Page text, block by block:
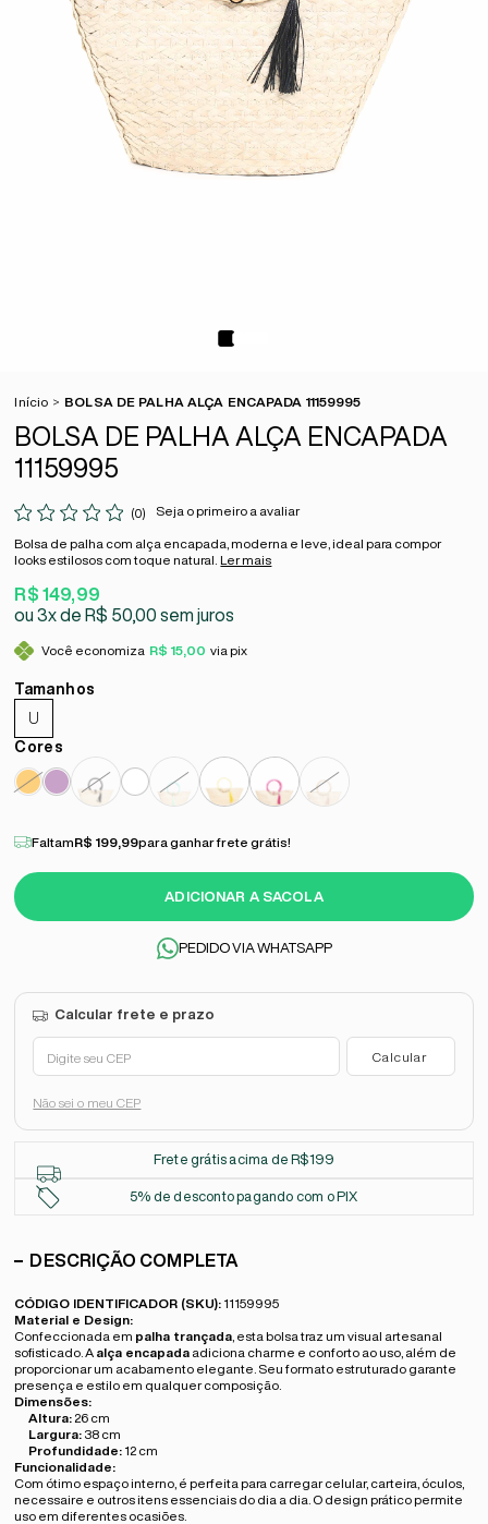
Início BOLSA DE PALHA ALÇA ENCAPADA 11159995
BOLSA DE PALHA ALÇA ENCAPADA
11159995
(0) Seja o primeiro a avaliar
Bolsa de palha com alça encapada, moderna e leve, ideal para compor
looks estilosos com toque natural. Ler mais
R$ 149,99
3x
R$ 50,00sem juros
Você economiza R$ 15,00 via pix
U
ADICIONAR A SACOLA
FaltamR$ 199,99para ganhar frete grátis!
PEDIDO VIA WHATSAPP
Não sei o meu CEP
Frete grátis acima de R$199
5% de desconto pagando com o PIX
DESCRIÇÃO COMPLETA
CÓDIGO IDENTIFICADOR (SKU): 11159995
Material e Design:
Confeccionada em palha trançada , esta bolsa traz um visual artesanal
sofisticado. A alça encapada adiciona charme e conforto ao uso, além de
proporcionar um acabamento elegante. Seu formato estruturado garante
presença e estilo em qualquer composição.
Dimensões:
Altura: 26 cm
Largura: 38 cm
Profundidade: 12 cm
Funcionalidade:
Com ótimo espaço interno, é perfeita para carregar celular, carteira, óculos,
necessaire e outros itens essenciais do dia a dia. O design prático permite
uso em diferentes ocasiões.